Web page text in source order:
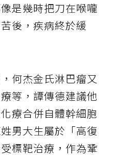
是幾時把刀在喉嚨
後，疾病終於緩
何杰金氏淋巴瘤又
等，譚傳德建議他
療合併自體幹細胞
男大生屬於「高復
標靶治療，作為鞏